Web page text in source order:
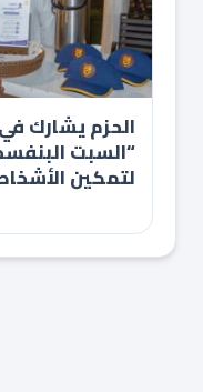
الحزم يشارك
“السبت
لتمكين